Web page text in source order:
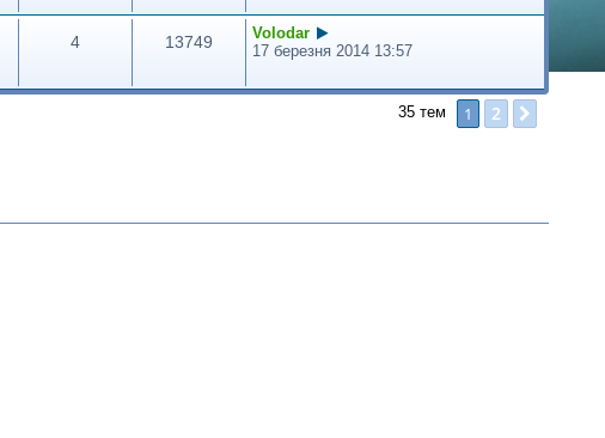
4 13749
Volodar
17 березня 2014 13:57
35 тем 1 2